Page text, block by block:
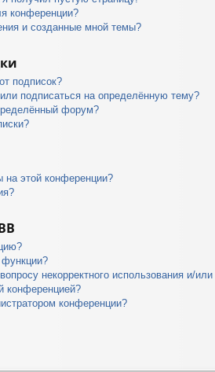
конференции?
и созданные мной темы?
подписок?
подписаться на определённую тему?
форум?
на этой конференции?
функции?
некорректного использования и/
конференцией?
конференции?